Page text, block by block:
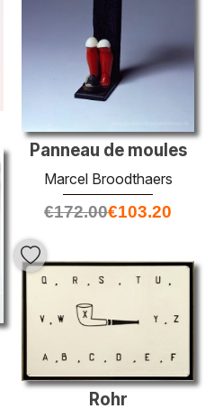
Panneau de moules
Marcel Broodthaers
€172.00€103.20
Rohr